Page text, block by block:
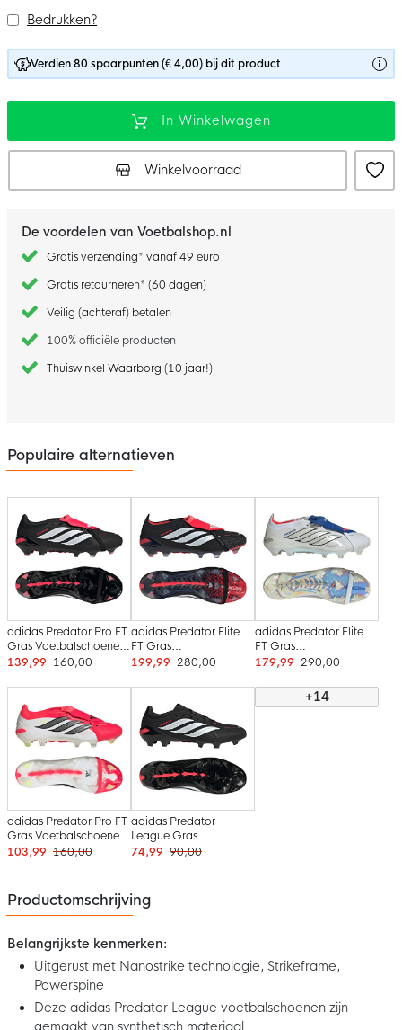
Bedrukken?
Verdien 80 spaarpunten (€ 4,00) bij dit product
In Winkelwagen
Winkelvoorraad
De voordelen van Voetbalshop.nl
Gratis verzending* vanaf 49 euro
Gratis retourneren* (60 dagen)
Veilig (achteraf) betalen
100% officiële producten
Thuiswinkel Waarborg (10 jaar!)
Populaire alternatieven
adidas Predator Pro FT
Gras Voetbalschoenen
(FG) Zwart Wit Rood
139,99 160,00
adidas Predator Elite
FT Gras
Voetbalschoenen (FG)
199,99 280,00
adidas Predator Elite
FT Gras
Voetbalschoenen (FG)
179,99 290,00
adidas Predator Pro FT
Gras Voetbalschoenen
(FG) Rood Wit Zwart
103,99 160,00
adidas Predator
League Gras
Voetbalschoenen (FG)
74,99 90,00
+14
Productomschrijving
Belangrijkste kenmerken:
Uitgerust met Nanostrike technologie, Strikeframe,
Powerspine
Deze adidas Predator League voetbalschoenen zijn
gemaakt van synthetisch materiaal